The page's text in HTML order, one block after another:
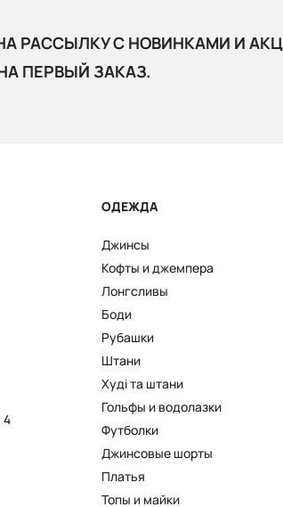
РАССЫЛКУ С НОВИНКАМИ И
ПЕРВЫЙ ЗАКАЗ.
4
ОДЕЖДА
Джинсы
Кофты и джемпера
Лонгсливы
Боди
Рубашки
Штани
Худі та штани
Гольфы и водолазки
Футболки
Джинсовые шорты
Платья
Топы и майки